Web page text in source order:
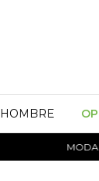
HOMBRE
MODA